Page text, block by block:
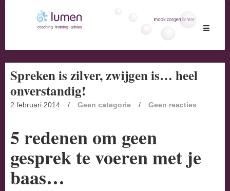
Toggle
Spreken is zilver, zwijgen is… heel
onverstandig!
2 februari 2014 / Geen categorie / Geen reacties
5 redenen om geen
gesprek te voeren met je
baas…